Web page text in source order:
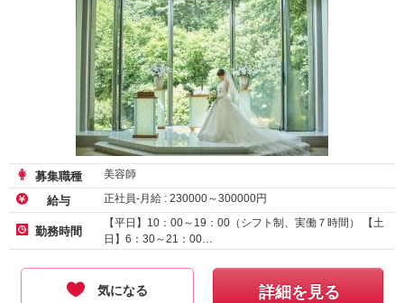
募集職種 美容師
給与 正社員-月給 : 230000～300000円
勤務時間
【平日】10：00～19：00（シフト制、実働７時間） 【土
日】6：30～21：00…
気になる 詳細を見る